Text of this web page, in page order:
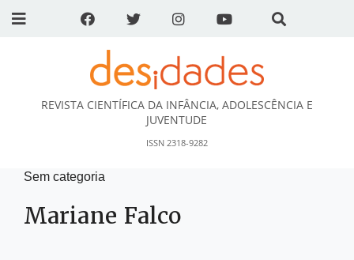
DESidades
REVISTA CIENTÍFICA DA INFÂNCIA, ADOLESCÊNCIA E
JUVENTUDE
ISSN 2318-9282
Sem categoria
Mariane Falco